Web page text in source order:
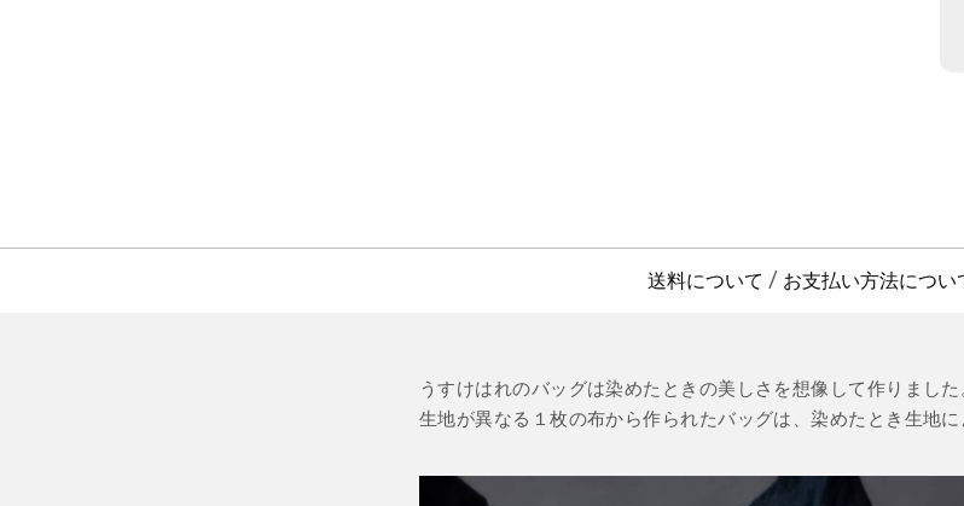
送料について / お支払い方法につい
うすけはれのバッグは染めたときの美しさを想像して作りました
生地が異なる１枚の布から作られたバッグは、染めたとき生地に